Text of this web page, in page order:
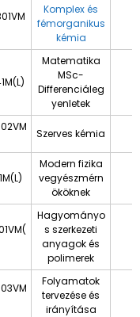
Komplex és
fémorganikus
kémia
Matematika
MSc-
Differenciáleg
yenletek
Szerves kémia
Modern fizika
vegyészmérn
ököknek
Hagyományo
s szerkezeti
anyagok és
polimerek
Folyamatok
tervezése és
irányítása